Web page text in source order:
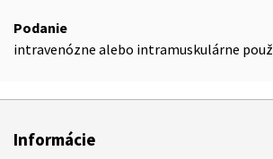
Podanie
intravenózne alebo intramuskulárne
Informácie